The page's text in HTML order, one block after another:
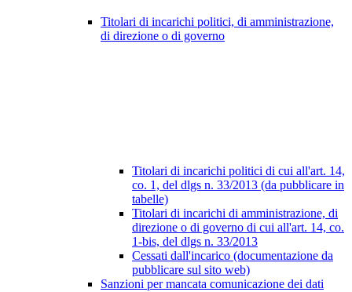
Titolari di incarichi politici, di amministrazione,
di direzione o di governo
Titolari di incarichi politici di cui all'art. 14,
co. 1, del dlgs n. 33/2013 (da pubblicare in
tabelle)
Titolari di incarichi di amministrazione, di
direzione o di governo di cui all'art. 14, co.
1-bis, del dlgs n. 33/2013
Cessati dall'incarico (documentazione da
pubblicare sul sito web)
Sanzioni per mancata comunicazione dei dati